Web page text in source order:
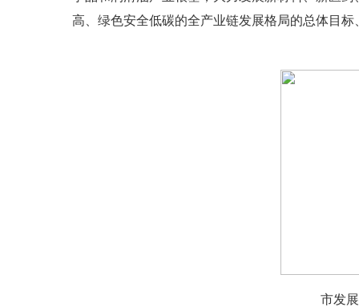
高、绿色安全低碳的全产业链发展格局的总体目
市发